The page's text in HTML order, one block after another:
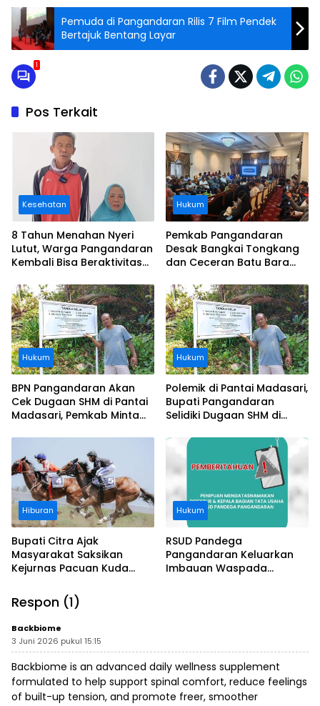
Pemuda di Pangandaran Rilis 7 Film Pendek
Bertajuk Bentang Layar
1
Pos Terkait
Kesehatan
8 Tahun Menahan Nyeri
Lutut, Warga Pangandaran
Kembali Bisa Beraktivitas
Ditanggung BPJS
Hukum
Pemkab Pangandaran
Desak Bangkai Tongkang
dan Ceceran Batu Bara
Buruknya Koordinasi
Perusahaan
Hukum
BPN Pangandaran Akan
Cek Dugaan SHM di Pantai
Madasari, Pemkab Minta
Hukum
Polemik di Pantai Madasari,
Bupati Pangandaran
Selidiki Dugaan SHM di
Pantai
Hiburan
Bupati Citra Ajak
Masyarakat Saksikan
Kejurnas Pacuan Kuda
Legokjawa
Hukum
RSUD Pandega
Pangandaran Keluarkan
Imbauan Waspada
Respon (1)
Backbiome
3 Juni 2026 pukul 15:15
Backbiome is an advanced daily wellness supplement
formulated to help support spinal comfort, reduce feelings
of built-up tension, and promote freer, smoother